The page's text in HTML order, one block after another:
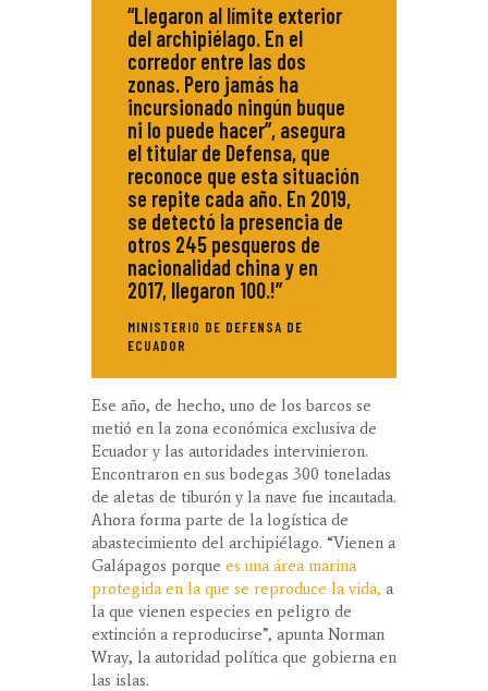
“Llegaron al límite exterior
del archipiélago. En el
corredor entre las dos
zonas. Pero jamás ha
incursionado ningún buque
ni lo puede hacer”, asegura
el titular de Defensa, que
reconoce que esta situación
se repite cada año. En 2019,
se detectó la presencia de
otros 245 pesqueros de
nacionalidad china y en
2017, llegaron 100.!”
MINISTERIO DE DEFENSA DE
ECUADOR
Ese año, de hecho, uno de los barcos se
metió en la zona económica exclusiva de
Ecuador y las autoridades intervinieron.
Encontraron en sus bodegas 300 toneladas
de aletas de tiburón y la nave fue incautada.
Ahora forma parte de la logística de
abastecimiento del archipiélago. “Vienen a
Galápagos porque es una área marina
protegida en la que se reproduce la vida, a
la que vienen especies en peligro de
extinción a reproducirse”, apunta Norman
Wray, la autoridad política que gobierna en
las islas.